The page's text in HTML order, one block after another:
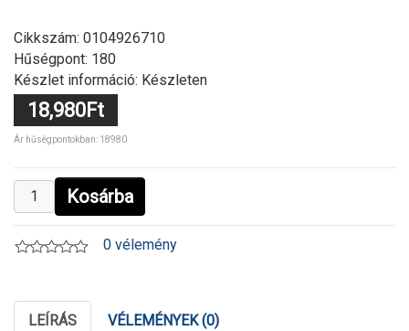
Cikkszám: 0104926710
Hűségpont: 180
Készlet információ: Készleten
18,980Ft
Ár hűségpontokban: 18980
Kosárba
0 vélemény
LEÍRÁS VÉLEMÉNYEK (0)